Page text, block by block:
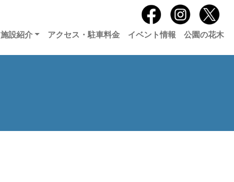
施設紹介 アクセス・駐車料金 イベント情報 公園の花木